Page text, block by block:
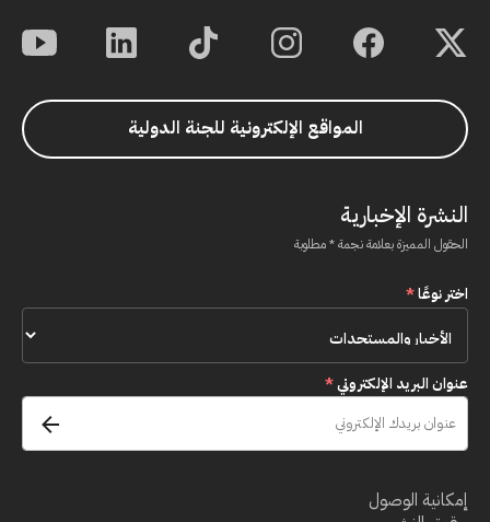
المواقع الإلكترونية للجنة الدولية
النشرة الإخبارية
الحقول المميزة بعلامة نجمة * مطلوبة
اختر نوعًا*
عنوان البريد الإلكتروني*
إمكانية الوصول